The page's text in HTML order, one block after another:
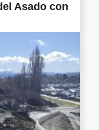
Asado con